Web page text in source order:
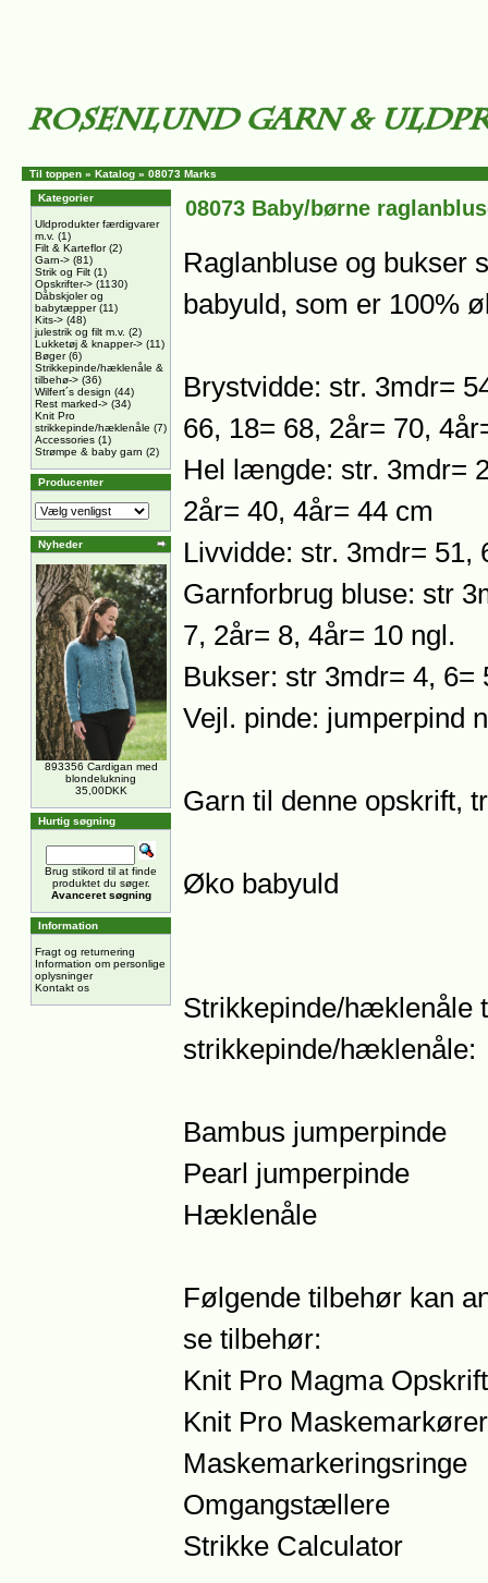
Til toppen » Katalog » 08073 Marks
Kategorier
Uldprodukter færdigvarer
m.v. (1)
Filt & Karteflor(2)
Garn-> (81)
Strik og Filt (1)
Opskrifter-> (1130)
Dåbskjoler og
babytæpper(11)
Kits-> (48)
julestrik og filt m.v. (2)
Lukketøj & knapper-> (11)
Bøger(6)
Strikkepinde/hæklenåle &
tilbehø-> (36)
Wilfert´s design (44)
Rest marked-> (34)
Knit Pro
strikkepinde/hæklenåle (7)
Accessories (1)
Strømpe & baby garn (2)
Producenter
Nyheder
893356 Cardigan med
blondelukning
35,00DKK
Hurtig søgning
Brug stikord til at finde
produktet du søger.
Avanceret søgning
Information
Fragt og returnering
Information om personlige
oplysninger
Kontakt os
08073 Baby/børne
Raglanbluse og bukser
babyuld, som er 100%
Brystvidde: str. 3mdr=
66, 18= 68, 2år= 70,
Hel længde: str. 3mdr=
2år= 40, 4år= 44 cm
Livvidde: str. 3mdr= 51,
Garnforbrug bluse: str
7, 2år= 8, 4år= 10 ngl.
Bukser: str 3mdr= 4, 6=
Vejl. pinde: jumperpind
Garn til denne opskrift,
Øko babyuld
Strikkepinde/hæklenåle
strikkepinde/hæklenåle:
Bambus jumperpinde
Pearl jumperpinde
Hæklenåle
Følgende tilbehør kan
se tilbehør:
Knit Pro Magma
Knit Pro Maskemarkører
Maskemarkeringsringe
Omgangstællere
Strikke Calculator